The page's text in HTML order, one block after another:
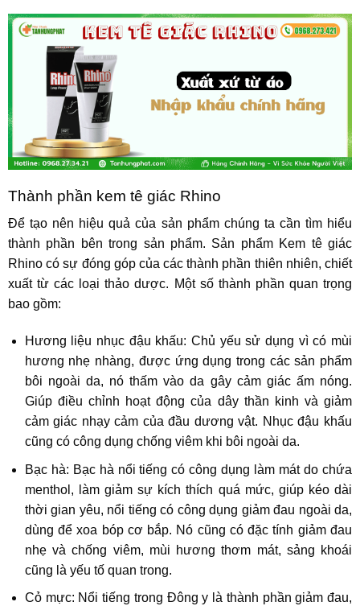
Thành phần kem tê giác Rhino
Để tạo nên hiệu quả của sản phẩm chúng ta cần tìm hiểu
thành phần bên trong sản phẩm. Sản phẩm Kem tê giác
Rhino có sự đóng góp của các thành phần thiên nhiên, chiết
xuất từ các loại thảo dược. Một số thành phần quan trọng
bao gồm:
Hương liệu nhục đậu khấu: Chủ yếu sử dụng vì có mùi
hương nhẹ nhàng, được ứng dụng trong các sản phẩm
bôi ngoài da, nó thấm vào da gây cảm giác ấm nóng.
Giúp điều chỉnh hoạt động của dây thần kinh và giảm
cảm giác nhạy cảm của đầu dương vật. Nhục đậu khấu
cũng có công dụng chống viêm khi bôi ngoài da.
Bạc hà: Bạc hà nổi tiếng có công dụng làm mát do chứa
menthol, làm giảm sự kích thích quá mức, giúp kéo dài
thời gian yêu, nổi tiếng có công dụng giảm đau ngoài da,
dùng để xoa bóp cơ bắp. Nó cũng có đặc tính giảm đau
nhẹ và chống viêm, mùi hương thơm mát, sảng khoái
cũng là yếu tố quan trong.
Cỏ mực: Nổi tiếng trong Đông y là thành phần giảm đau,